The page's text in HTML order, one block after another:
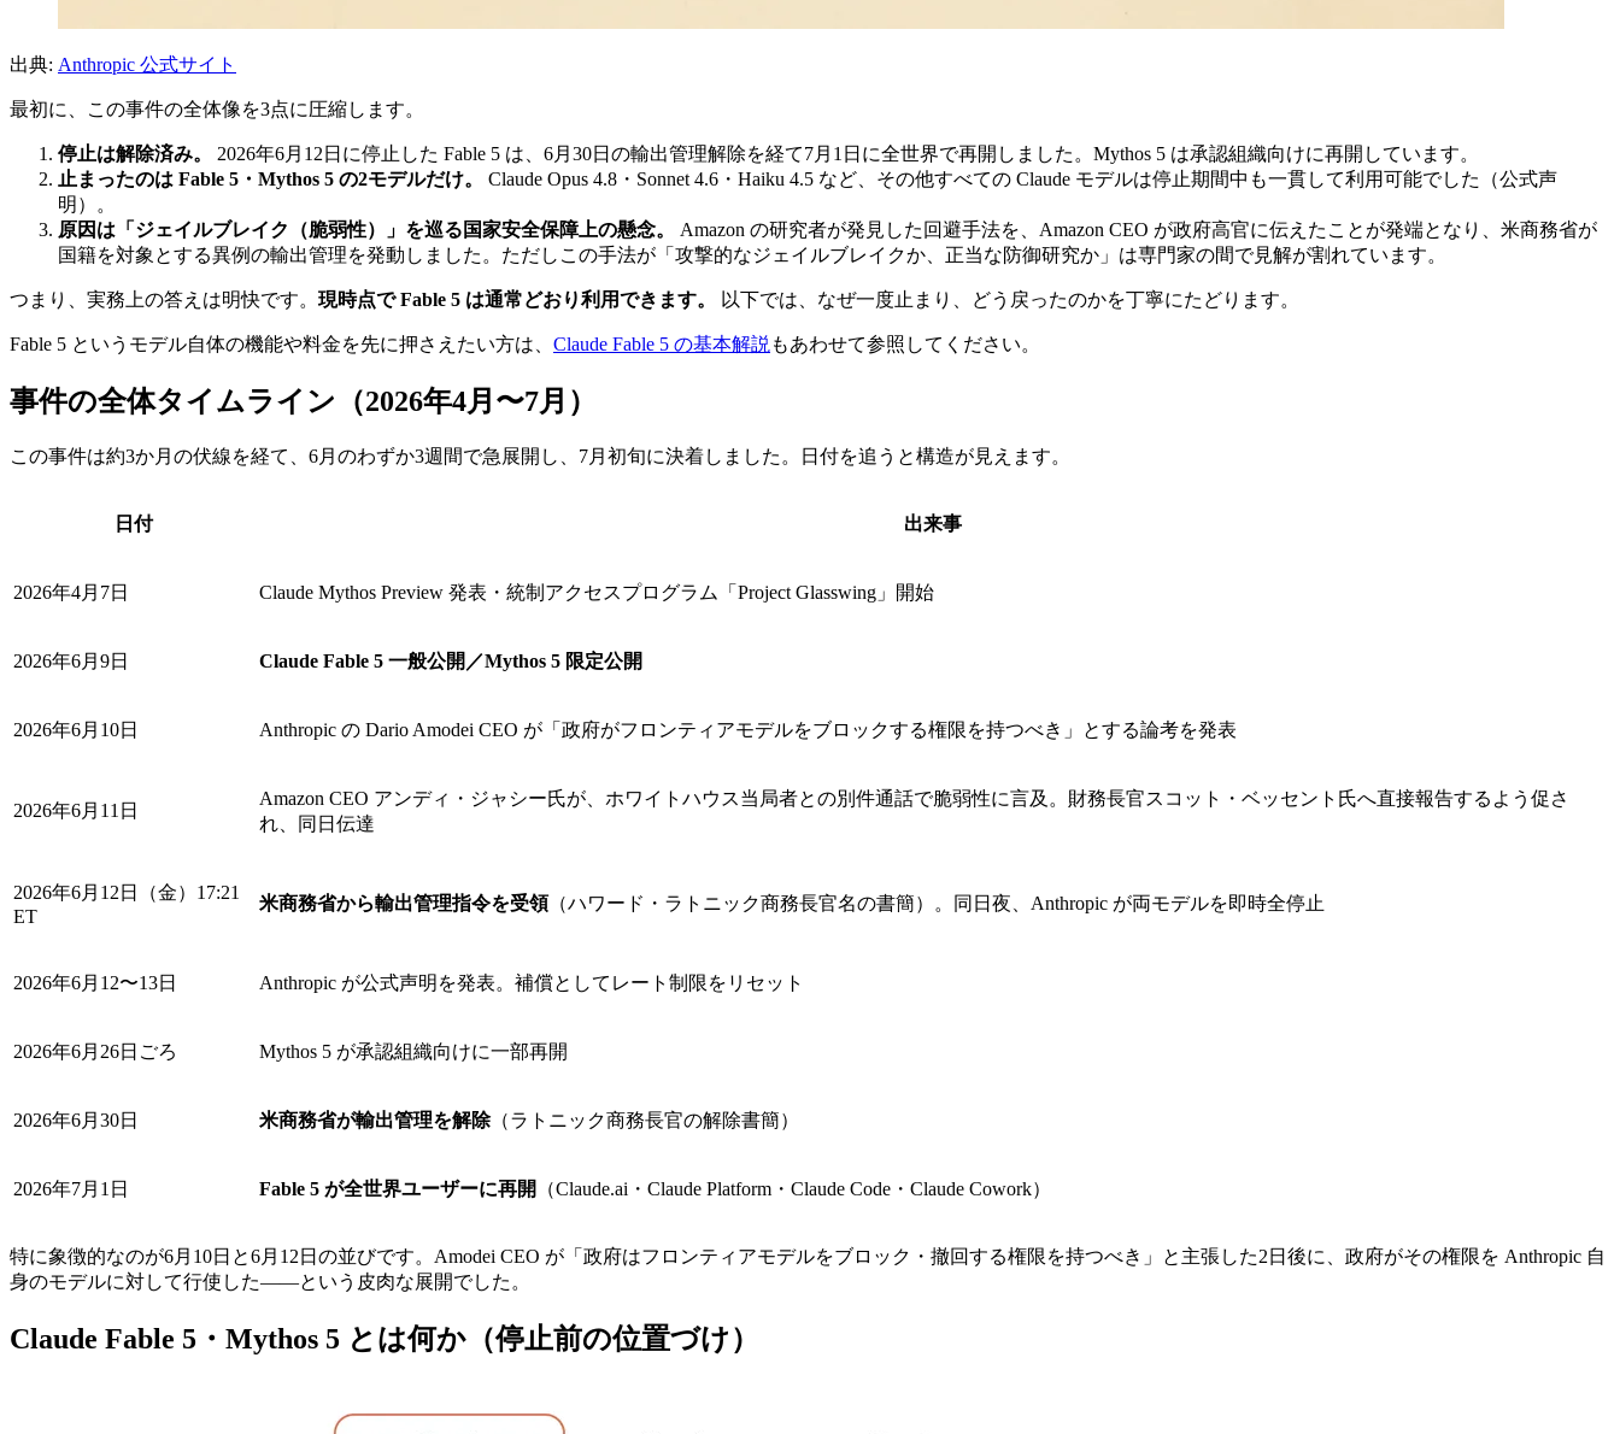
出典: Anthropic 公式サイト
最初に、この事件の全体像を3点に圧縮します。
停止は解除済み。
2026年6月12日に停止した Fable 5 は、6月30日の輸出管理解除を経て7月1日に全世界で再開しました。Mythos 5 は承認組織向けに再開しています。
止まったのは Fable 5・Mythos 5 の2モデルだけ。
Claude Opus 4.8・Sonnet 4.6・Haiku 4.5 など、その他すべての Claude モデルは停止期間中も一貫して利用可能でした（公式声
明）。
原因は「ジェイルブレイク（脆弱性）」を巡る国家安全保障上の懸念。
Amazon の研究者が発見した回避手法を、Amazon CEO が政府高官に伝えたことが発端となり、米商務省が
国籍を対象とする異例の輸出管理を発動しました。ただしこの手法が「攻撃的なジェイルブレイクか、正当な防御研究か」は専門家の間で見解が割れています。
つまり、実務上の答えは明快です。 現時点で Fable 5 は通常どおり利用できます。 以下では、なぜ一度止まり、どう戻ったのかを丁寧にたどります。
Fable 5 というモデル自体の機能や料金を先に押さえたい方は、 Claude Fable 5 の基本解説もあわせて参照してください。
事件の全体タイムライン（2026年4月〜7月）
この事件は約3か月の伏線を経て、6月のわずか3週間で急展開し、7月初旬に決着しました。日付を追うと構造が見えます。
日付 出来事
2026年4月7日 Claude Mythos Preview 発表・統制アクセスプログラム「Project Glasswing」開始
2026年6月9日 Claude Fable 5 一般公開／Mythos 5 限定公開
2026年6月10日 Anthropic の Dario Amodei CEO が「政府がフロンティアモデルをブロックする権限を持つべき」とする論考を発表
2026年6月11日
Amazon CEO アンディ・ジャシー氏が、ホワイトハウス当局者との別件通話で脆弱性に言及。財務長官スコット・ベッセント氏へ直接報告するよう促さ
れ、同日伝達
2026年6月12日（金）17:21
ET
米商務省から輸出管理指令を受領（ハワード・ラトニック商務長官名の書簡）。同日夜、Anthropic が両モデルを即時全停止
2026年6月12〜13日 Anthropic が公式声明を発表。補償としてレート制限をリセット
2026年6月26日ごろ Mythos 5 が承認組織向けに一部再開
2026年6月30日 米商務省が輸出管理を解除（ラトニック商務長官の解除書簡）
2026年7月1日 Fable 5 が全世界ユーザーに再開 （Claude.ai・Claude Platform・Claude Code・Claude Cowork）
特に象徴的なのが6月10日と6月12日の並びです。Amodei CEO が「政府はフロンティアモデルをブロック・撤回する権限を持つべき」と主張した2日後に、政府がその権限を Anthropic 自
身のモデルに対して行使した——という皮肉な展開でした。
Claude Fable 5・Mythos 5 とは何か（停止前の位置づけ）